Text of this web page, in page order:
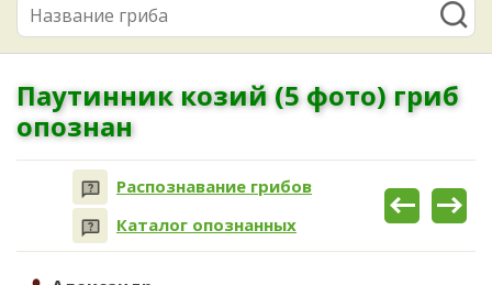
Паутинник козий (5 фото) гриб
опознан
Распознавание грибов
Каталог опознанных